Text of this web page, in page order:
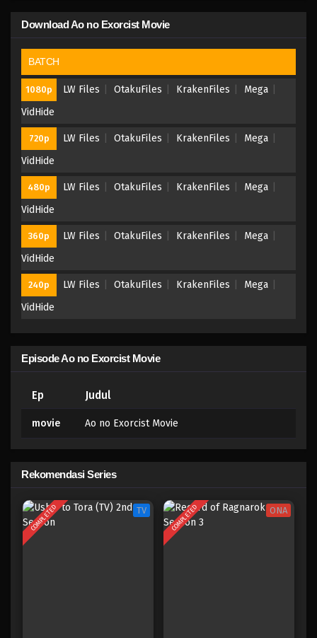
Download Ao no Exorcist Movie
BATCH
1080p LW Files OtakuFiles KrakenFiles
Mega
VidHide
720p LW Files OtakuFiles KrakenFiles
Mega
VidHide
480p LW Files OtakuFiles KrakenFiles
Mega
VidHide
360p LW Files OtakuFiles KrakenFiles
Mega
VidHide
240p LW Files OtakuFiles KrakenFiles
Mega
VidHide
Episode Ao no Exorcist Movie
Ep Judul
movie Ao no Exorcist Movie
Rekomendasi Series
COMPLETED TV COMPLETED ONA